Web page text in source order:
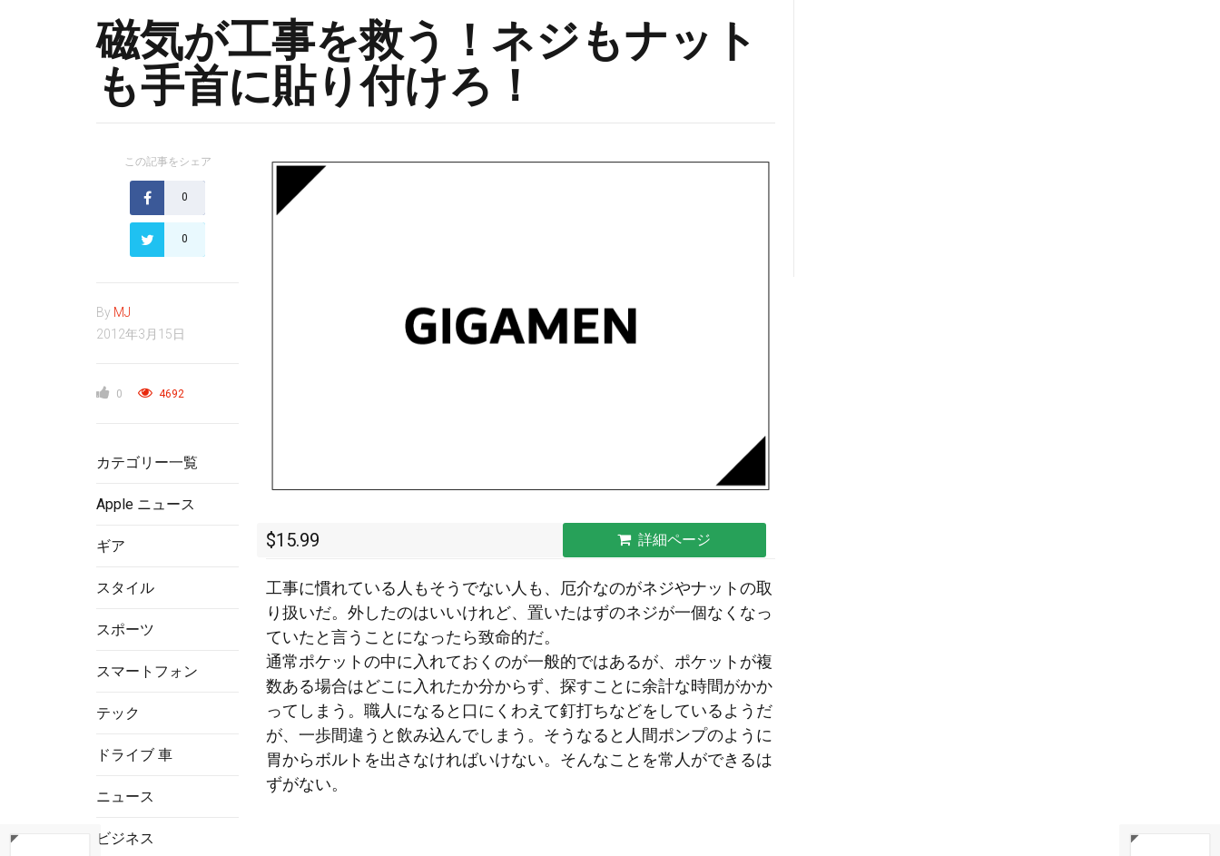
磁気が工事を救う！ネジもナット
も手首に貼り付けろ！
この記事をシェア
0
0
By MJ
2012年3月15日
0 4692
カテゴリー一覧
Apple ニュース
ギア
スタイル
スポーツ
スマートフォン
テック
ドライブ 車
ニュース
ビジネス
$15.99 詳細ページ
工事に慣れている人もそうでない人も、厄介なのがネジやナットの取
り扱いだ。外したのはいいけれど、置いたはずのネジが一個なくなっ
ていたと言うことになったら致命的だ。
通常ポケットの中に入れておくのが一般的ではあるが、ポケットが複
数ある場合はどこに入れたか分からず、探すことに余計な時間がかか
ってしまう。職人になると 口にくわえて釘打ちなどをしているようだ
が、一歩間違うと飲み込んでしまう。そうなると人間ポンプのように
胃からボルトを出さなければいけない。そんなことを常人ができるは
ずがない。